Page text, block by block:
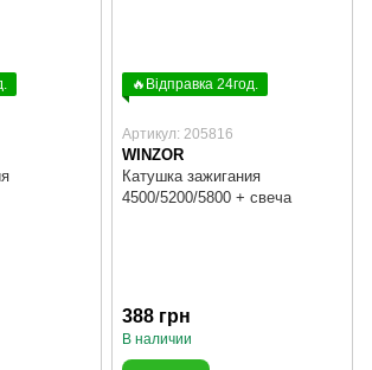
🔥Відправка 24год.
Артикул: 205816
WINZOR
Катушка зажигания
4500/5200/5800 + свеча
388 грн
В наличии